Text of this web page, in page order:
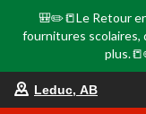
🎒✏️📒Le Retour
fournitures scolaires,
Leduc, AB